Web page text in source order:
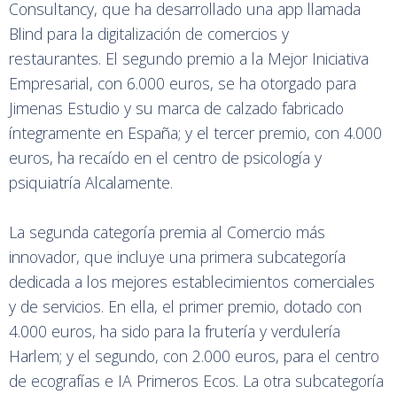
Consultancy, que ha desarrollado una app llamada
Blind para la digitalización de comercios y
restaurantes. El segundo premio a la Mejor Iniciativa
Empresarial, con 6.000 euros, se ha otorgado para
Jimenas Estudio y su marca de calzado fabricado
íntegramente en España; y el tercer premio, con 4.000
euros, ha recaído en el centro de psicología y
psiquiatría Alcalamente.
La segunda categoría premia al Comercio más
innovador, que incluye una primera subcategoría
dedicada a los mejores establecimientos comerciales
y de servicios. En ella, el primer premio, dotado con
4.000 euros, ha sido para la frutería y verdulería
Harlem; y el segundo, con 2.000 euros, para el centro
de ecografías e IA Primeros Ecos. La otra subcategoría